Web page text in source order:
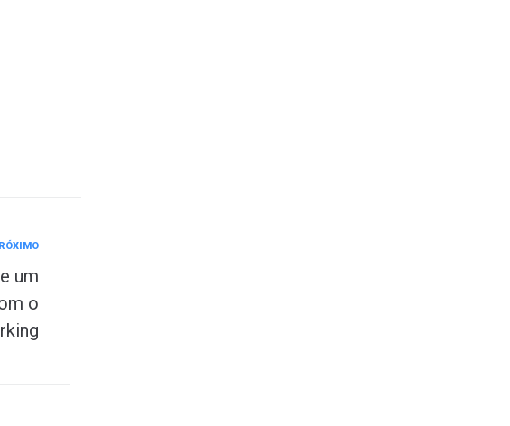
um
o